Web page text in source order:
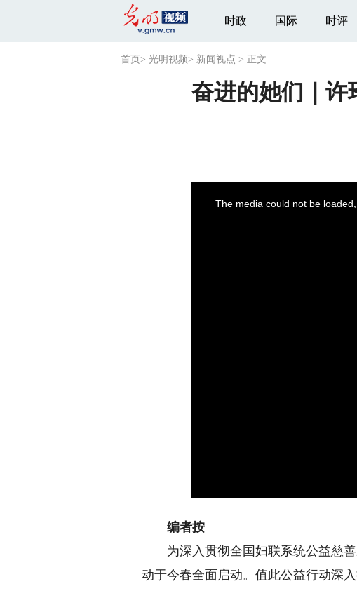
时政 国际 时评
首页 > 光明视频> 新闻视点 > 正文
奋进的她们｜许
The media could not be
编者按
为深入贯彻全国妇联系统公益慈善
动于今春全面启动。值此公益行动深